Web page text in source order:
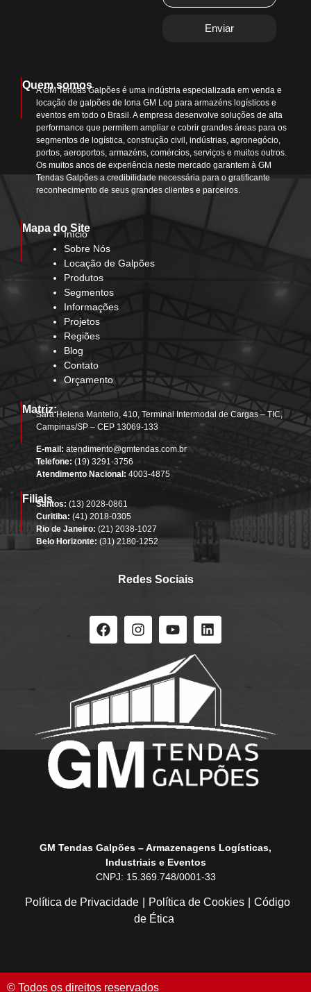
Enviar
Quem somos
A GM Tendas Galpões é uma indústria especializada em venda e
locação de galpões de lona GM Log para armazéns logísticos e
eventos em todo o Brasil. A empresa desenvolve soluções de alta
performance que permitem ampliar e cobrir grandes áreas para os
segmentos de logística, construção civil, indústrias, agronegócio,
portos, aeroportos, armazéns, comércios, serviços e muitos outros.
Os muitos anos de experiência neste mercado garantem à GM
Tendas Galpões a credibilidade necessária para o gratificante
reconhecimento de seus grandes clientes e parceiros.
Mapa do Site
Início
Sobre Nós
Locação de Galpões
Produtos
Segmentos
Informações
Projetos
Regiões
Blog
Contato
Orçamento
Matriz:
Sara Helena Mantello, 410, Terminal Intermodal de Cargas – TIC,
Campinas/SP – CEP 13069-133
E-mail: atendimento@gmtendas.com.br
Telefone: (19) 3291-3756
Atendimento Nacional: 4003-4875
Filiais
Santos: (13) 2028-0861
Curitiba: (41) 2018-0305
Rio de Janeiro: (21) 2038-1027
Belo Horizonte: (31) 2180-1252
Redes Sociais
GM Tendas Galpões – Armazenagens Logísticas,
Industriais e Eventos
CNPJ: 15.369.748/0001-33
Política de Privacidade Política de Cookies
Código
de Ética
© Todos os direitos reservados